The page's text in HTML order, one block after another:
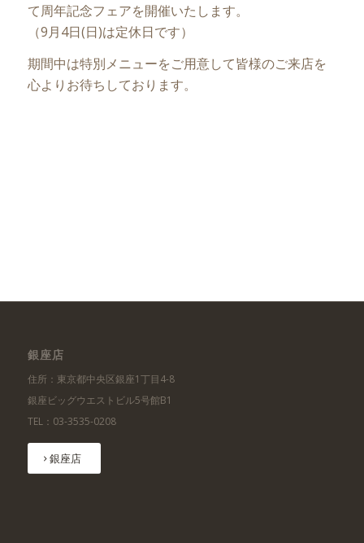
て周年記念フェアを開催いたします。
（9月4日(日)は定休日です）
期間中は特別メニューをご用意して皆様のご来店を
心よりお待ちしております。
銀座店
住所：東京都中央区銀座1丁目4-8
銀座ビッグウエストビル5号館B1
TEL：03-3535-0208
銀座店